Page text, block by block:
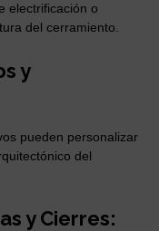
electrificación o
del cerramiento.
y
pueden personalizar
del
y Cierres: